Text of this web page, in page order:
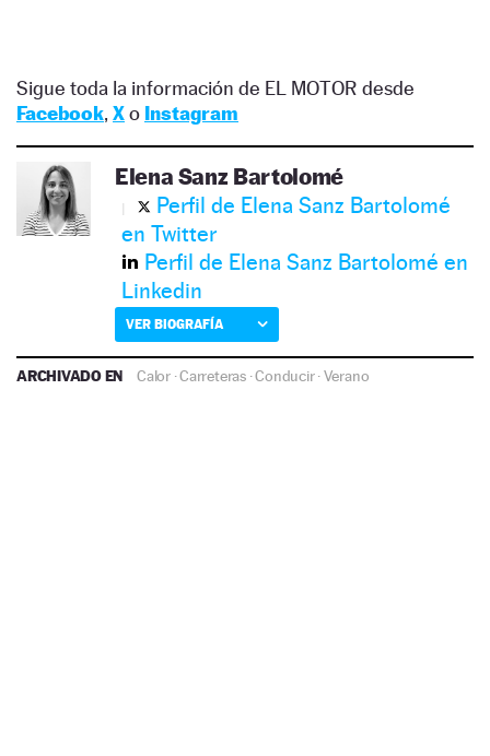
Sigue toda la información de EL MOTOR desde
Facebook, Xo Instagram
Elena Sanz Bartolomé
Perfil de Elena Sanz Bartolomé
en Twitter
Perfil de Elena Sanz Bartolomé en
Linkedin
VER BIOGRAFÍA
ARCHIVADO EN Calor·Carreteras·Conducir·Verano